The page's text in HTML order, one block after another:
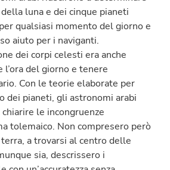
luna e dei cinque pianeti
qualsiasi momento del giorno e
aiuto per i naviganti.
dei corpi celesti era anche
del giorno e tenere
Con le teorie elaborate per
dei pianeti, gli astronomi arabi
le incongruenze
tolemaico. Non compresero però
a trovarsi al centro delle
sia, descrissero i